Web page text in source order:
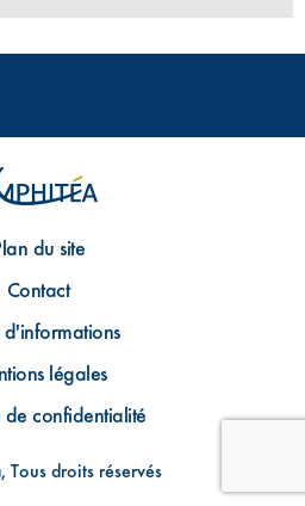
du site
Contact
d'informations
légales
de confidentialité
Tous droits réservés